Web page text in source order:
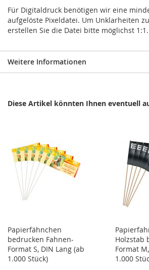
Für Digitaldruck benötigen wir eine
aufgelöste Pixeldatei. Um Unklarheiten
erstellen Sie die Datei bitte möglichst 1:1.
Weitere Informationen
Diese Artikel könnten Ihnen eventuell
Papierfähnchen
bedrucken Fahnen-
Format S, DIN Lang (ab
1.000 Stück)
Holzstab
Format
1.000